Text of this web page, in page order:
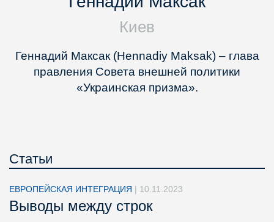
Киев
Геннадий Максак (Hennadiy Maksak) – глава
правления Совета внешней политики
«Украинская призма».
Статьи
ЕВРОПЕЙСКАЯ ИНТЕГРАЦИЯ | 10.11.2023
Выводы между строк